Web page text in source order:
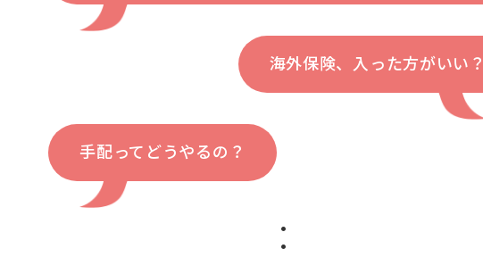
海外保険、入った方がいい
手配ってどうやるの？